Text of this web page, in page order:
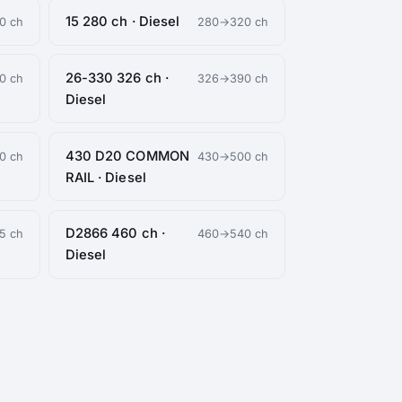
ch 15 280 ch · Diesel 280→320 ch
ch
26-330 326 ch ·
Diesel
326→390 ch
ch
430 D20 COMMON
RAIL · Diesel
430→500 ch
ch
D2866 460 ch ·
Diesel
460→540 ch